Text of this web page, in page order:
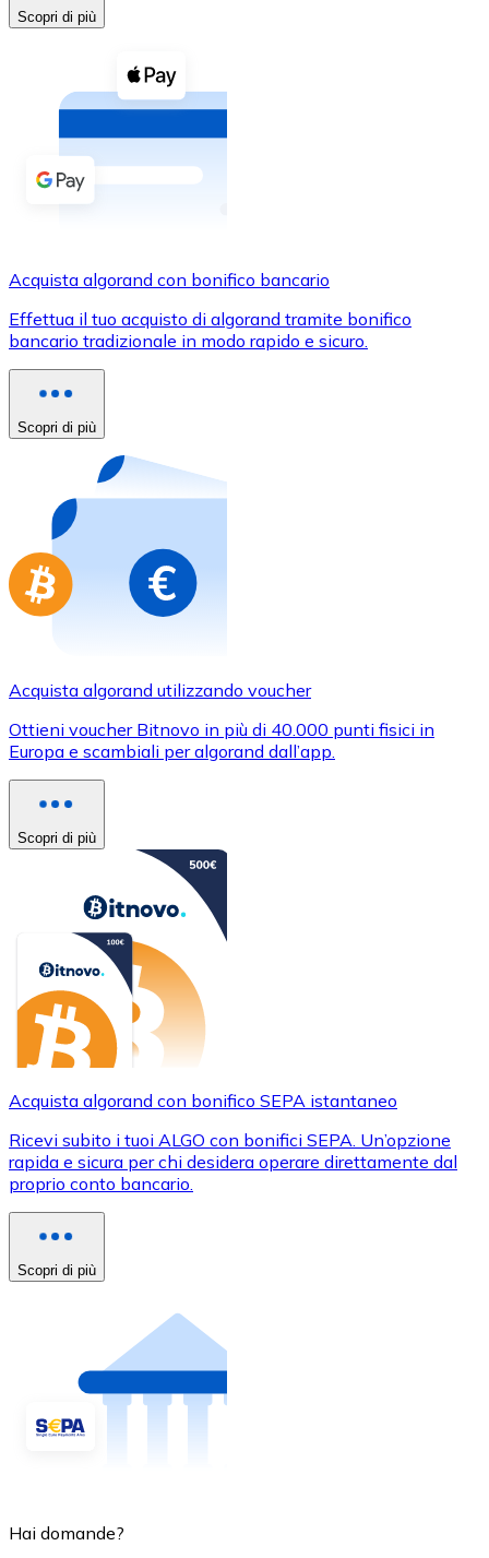
Vedi tutto
Buoni cripto
Acquista criptovalute in contanti e altri mezzi di
Acquista con contanti
Bonifico SEPA
Usa le carte Visa e Mastercard per acquistare
Acquista con carta
Acquista gift card dei tuoi marchi preferiti con
Vai al negozio di carte regalo
Scopri di più
Acquista algorand con bonifico bancario
Effettua il tuo acquisto di algorand tramite bonifico
bancario tradizionale in modo rapido e sicuro.
Scopri di più
Acquista algorand utilizzando voucher
Ottieni voucher Bitnovo in più di 40.000 punti fisici in
Europa e scambiali per algorand dall’app.
Scopri di più
Acquista algorand con bonifico SEPA istantaneo
Ricevi subito i tuoi ALGO con bonifici SEPA. Un’opzione
rapida e sicura per chi desidera operare direttamente dal
proprio conto bancario.
Scopri di più
Hai domande?